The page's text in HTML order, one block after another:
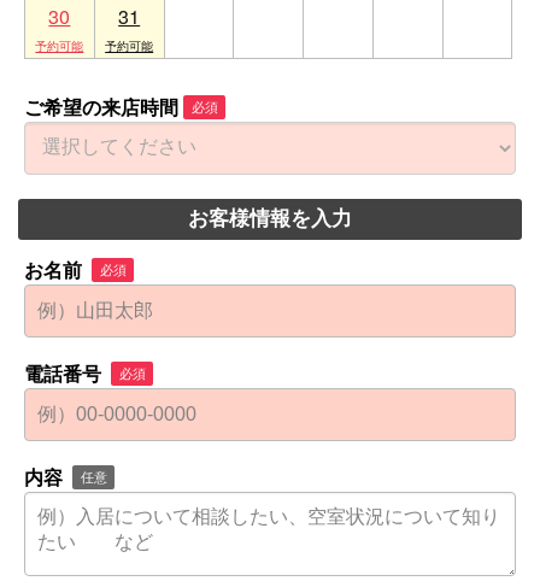
30 31
ご希望の来店時間 必須
お客様情報を入力
お名前 必須
電話番号 必須
内容 任意